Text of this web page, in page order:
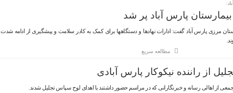
پارس آباد پر شد
مرزی پارس آباد گفت: ادارات نهادها و دستگاهها برای کمک به کادر سلامت و پیشگیری از ادامه شدت
مطالعه سریع
از راننده نیکوکار پارس آبادی
از اهالی رسانه و خبرنگارانی که در مراسم حضور داشتند با اهدای لوح سپاس تجلیل شدند.